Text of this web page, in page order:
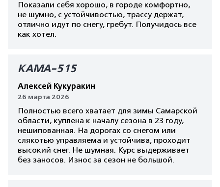
Показали себя хорошо, в городе комфортно,
не шумно, с устойчивостью, трассу держат,
отлично идут по снегу, гребут. Получидось все
как хотел.
КАМА-515
Алексей Кукуракин
26 марта 2026
Полностью всего хватает для зимы Самарской
области, куплена к началу сезона в 23 году,
нешипованная. На дорогах со снегом или
слякотью управляема и устойчива, проходит
высокий снег. Не шумная. Курс выдерживает
без заносов. Износ за сезон не большой.